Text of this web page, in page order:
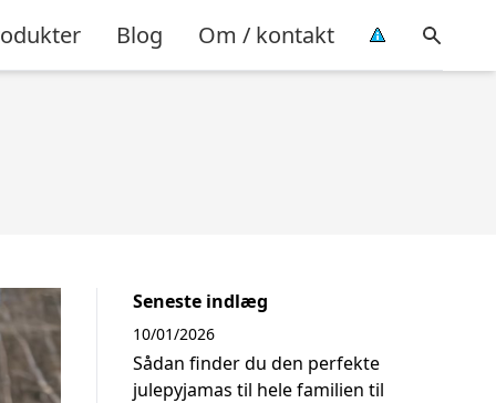
Blog Om / kontakt
Seneste indlæg
Sådan finder du den perfekte
julepyjamas til hele familien til
10/01/2026